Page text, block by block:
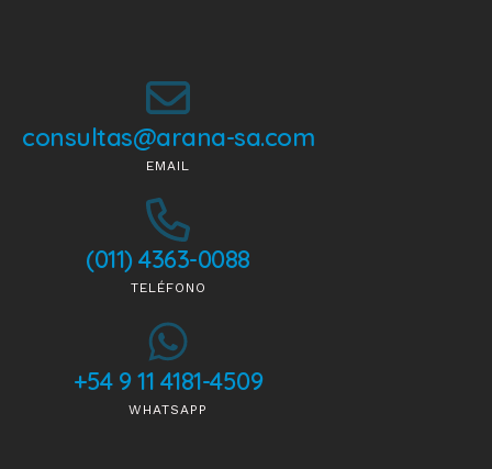
consultas@arana-sa.com
EMAIL
(011) 4363-0088
TELÉFONO
+54 9 11 4181-4509
WHATSAPP